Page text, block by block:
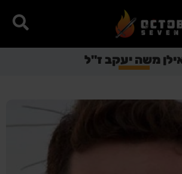
משה יעקב ז"ל